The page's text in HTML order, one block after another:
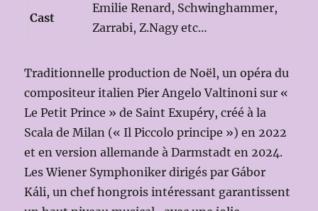
Cast
Emilie Renard, Schwinghammer,
Zarrabi, Z.Nagy etc…
Traditionnelle production de Noël, un opéra du
compositeur italien Pier Angelo Valtinoni sur «
Le Petit Prince » de Saint Exupéry, créé à la
Scala de Milan (« Il Piccolo principe ») en 2022
et en version allemande à Darmstadt en 2024.
Les Wiener Symphoniker dirigés par Gábor
Káli, un chef hongrois intéressant garantissent